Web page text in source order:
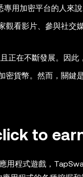
用加密平台的人來說
看影片、參與社交
正在不斷發展。因此
密貨幣。然而，關鍵
to
用程式遊戲，